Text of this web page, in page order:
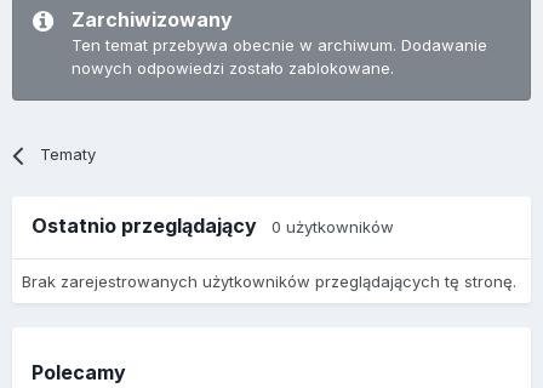
Zarchiwizowany
Ten temat przebywa obecnie w archiwum. Dodawanie
nowych odpowiedzi zostało zablokowane.
Tematy
Ostatnio przeglądający 0 użytkowników
Brak zarejestrowanych użytkowników przeglądających tę stronę.
Polecamy